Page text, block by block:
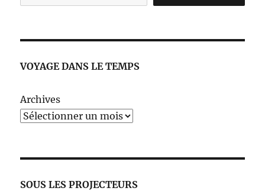
VOYAGE DANS LE TEMPS
Archives
SOUS LES PROJECTEURS